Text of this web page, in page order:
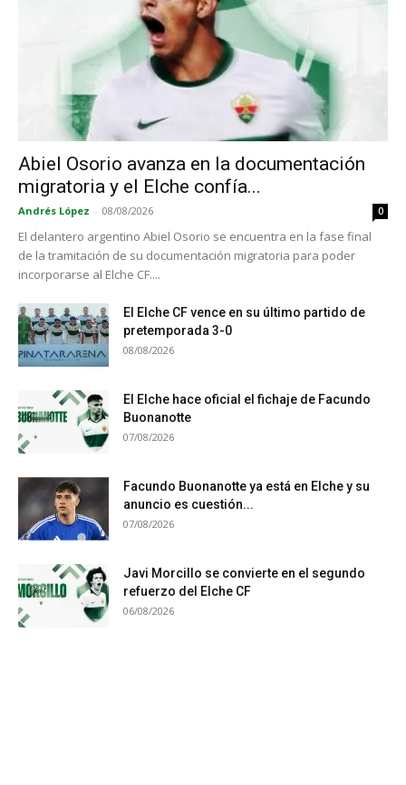
Abiel Osorio avanza en la documentación
migratoria y el Elche confía...
Andrés López - 08/08/2026 0
El delantero argentino Abiel Osorio se encuentra en la fase final
de la tramitación de su documentación migratoria para poder
incorporarse al Elche CF....
El Elche CF vence en su último partido de
pretemporada 3-0
08/08/2026
El Elche hace oficial el fichaje de Facundo
Buonanotte
07/08/2026
Facundo Buonanotte ya está en Elche y su
anuncio es cuestión...
07/08/2026
Javi Morcillo se convierte en el segundo
refuerzo del Elche CF
06/08/2026